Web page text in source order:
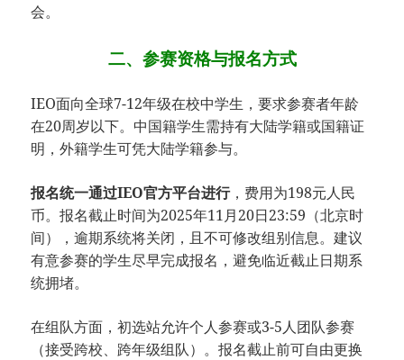
会。
二、参赛资格与报名方式
IEO面向全球7-12年级在校中学生，要求参赛者年龄
在20周岁以下。中国籍学生需持有大陆学籍或国籍证
明，外籍学生可凭大陆学籍参与。
​报名统一通过IEO官方平台进行​​，费用为198元人民
币。报名截止时间为2025年11月20日23:59（北京时
间），逾期系统将关闭，且不可修改组别信息。建议
有意参赛的学生尽早完成报名，避免临近截止日期系
统拥堵。
在组队方面，初选站允许个人参赛或3-5人团队参赛
（接受跨校、跨年级组队）。报名截止前可自由更换